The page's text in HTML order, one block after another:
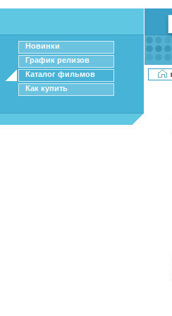
Новинки
График релизов
Каталог фильмов
Как купить